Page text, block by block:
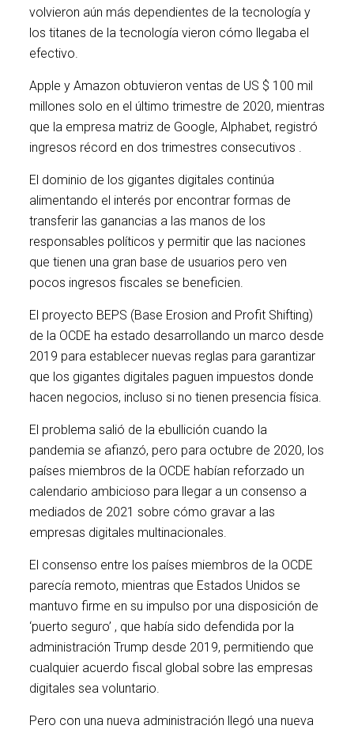
volvieron aún más dependientes de la tecnología y
los titanes de la tecnología vieron cómo llegaba el
efectivo.
Apple y Amazon obtuvieron ventas de US $ 100 mil
millones solo en el último trimestre de 2020, mientras
que la empresa matriz de Google, Alphabet, registró
ingresos récord en dos trimestres consecutivos .
El dominio de los gigantes digitales continúa
alimentando el interés por encontrar formas de
transferir las ganancias a las manos de los
responsables políticos y permitir que las naciones
que tienen una gran base de usuarios pero ven
pocos ingresos fiscales se beneficien.
El proyecto BEPS (Base Erosion and Profit Shifting)
de la OCDE ha estado desarrollando un marco desde
2019 para establecer nuevas reglas para garantizar
que los gigantes digitales paguen impuestos donde
hacen negocios, incluso si no tienen presencia física.
El problema salió de la ebullición cuando la
pandemia se afianzó, pero para octubre de 2020, los
países miembros de la OCDE habían reforzado un
calendario ambicioso para llegar a un consenso a
mediados de 2021 sobre cómo gravar a las
empresas digitales multinacionales.
El consenso entre los países miembros de la OCDE
parecía remoto, mientras que Estados Unidos se
mantuvo firme en su impulso por una disposición de
‘puerto seguro’ , que había sido defendida por la
administración Trump desde 2019, permitiendo que
cualquier acuerdo fiscal global sobre las empresas
digitales sea voluntario.
Pero con una nueva administración llegó una nueva